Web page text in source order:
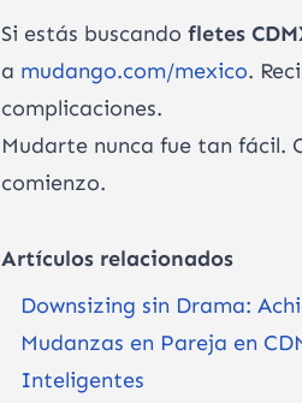
Si estás buscando fletes
a mudango.com/mexico.
complicaciones.
Mudarte nunca fue tan fácil.
comienzo.
Artículos relacionados
Downsizing sin Drama:
Mudanzas en Pareja en
Inteligentes